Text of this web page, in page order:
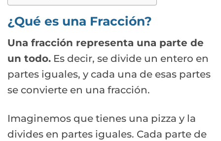
¿Qué es una Fracción?
Una fracción representa una parte de
un todo. Es decir, se divide un entero en
partes iguales, y cada una de esas partes
se convierte en una fracción.
Imaginemos que tienes una pizza y la
divides en partes iguales. Cada parte de